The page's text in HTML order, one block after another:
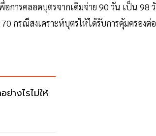
อการคลอดบุตรจากเดิมจ่าย 90 วัน เป็น 98
กรณีสงเคราะห์บุตรให้ได้รับการคุ้มครองต่อ
ย่างไรไม่ให้